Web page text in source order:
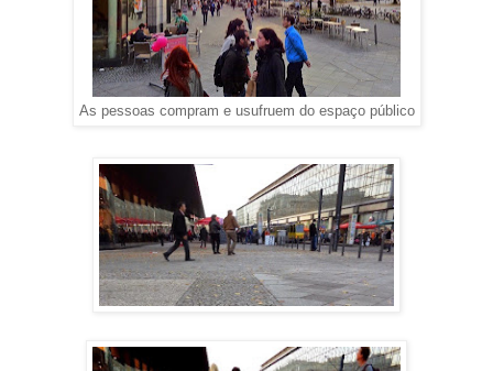
As pessoas compram e usufruem do espaço público